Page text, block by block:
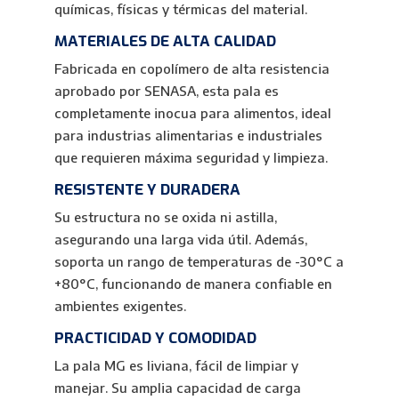
químicas, físicas y térmicas del material.
MATERIALES DE ALTA CALIDAD
Fabricada en copolímero de alta resistencia
aprobado por SENASA, esta pala es
completamente inocua para alimentos, ideal
para industrias alimentarias e industriales
que requieren máxima seguridad y limpieza.
RESISTENTE Y DURADERA
Su estructura no se oxida ni astilla,
asegurando una larga vida útil. Además,
soporta un rango de temperaturas de -30°C a
+80°C, funcionando de manera confiable en
ambientes exigentes.
PRACTICIDAD Y COMODIDAD
La pala MG es liviana, fácil de limpiar y
manejar. Su amplia capacidad de carga